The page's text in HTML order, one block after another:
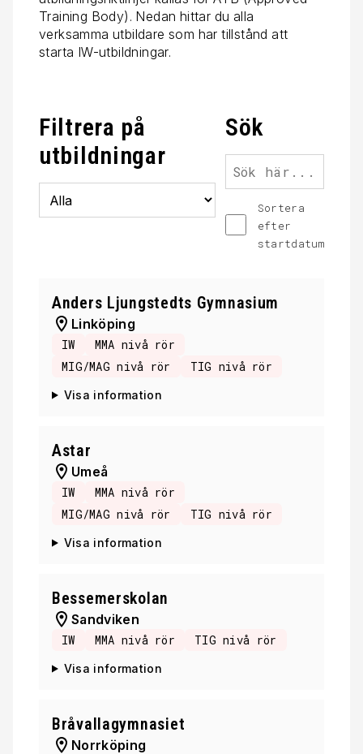
Training Body). Nedan hittar du alla
verksamma utbildare som har tillstånd att
starta IW-utbildningar.
Filtrera på
utbildningar
Sök
Sortera
efter
startdatum
Anders Ljungstedts Gymnasium
Linköping
IW
MMA nivå rör
MIG/MAG nivå rör
TIG nivå rör
Visa information
Astar
Umeå
IW
MMA nivå rör
MIG/MAG nivå rör
TIG nivå rör
Visa information
Bessemerskolan
Sandviken
IW MMA nivå rör TIG nivå rör
Visa information
Bråvallagymnasiet
Norrköping